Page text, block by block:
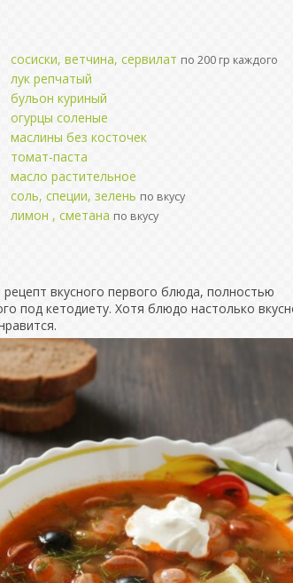
сосиски, ветчина, сервилат по 200 гр каждого
лук репчатый
бульон куриный
огурцы соленые
маслины без косточек
томат-паста
масло растительное
соль, специи, зелень по вкусу
лимон , сметана по вкусу
рецепт вкусного первого блюда, полностью
под кетодиету. Хотя блюдо настолько